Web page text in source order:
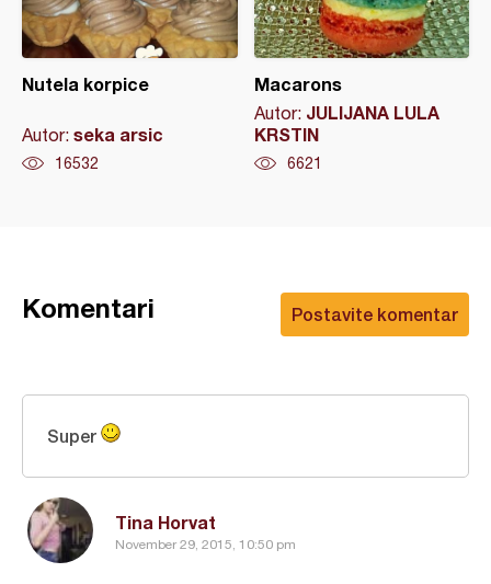
Nutela korpice
Autor: seka arsic
16532
Macarons
Autor: JULIJANA LULA
KRSTIN
6621
Postavite komentar
Komentari
Tina Horvat
November 29, 2015, 10:50 pm
Super